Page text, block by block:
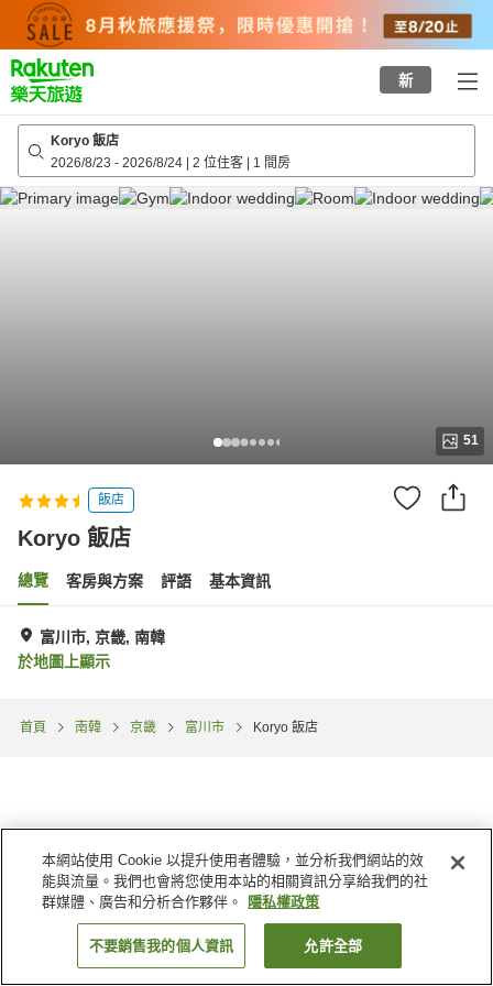
top
page
新
Koryo 飯店
2026/8/23 - 2026/8/24 | 2 位住客 | 1 間房
51
飯店
Koryo 飯店
總覽 客房與方案 評語 基本資訊
富川市, 京畿, 南韓
於地圖上顯示
首頁 南韓 京畿 富川市 Koryo 飯店
找客房
本網站使用 Cookie 以提升使用者體驗，並分析我們網站的效
能與流量。我們也會將您使用本站的相關資訊分享給我們的社
群媒體、廣告和分析合作夥伴。
隱私權政策
不要銷售我的個人資訊 允許全部